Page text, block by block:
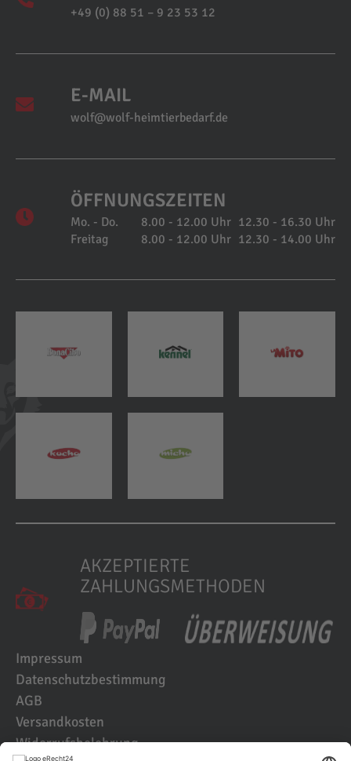
+49 (0) 88 51 – 9 23 53 12
E-MAIL
wolf@wolf-heimtierbedarf.de
ÖFFNUNGSZEITEN
Mo. - Do. 8.00 - 12.00 Uhr 12.30 - 16.30 Uhr
Freitag
8.00 - 12.00 Uhr 12.30 - 14.00 Uhr
AKZEPTIERTE
ZAHLUNGSMETHODEN
Impressum
Datenschutzbestimmung
AGB
Versandkosten
Widerrufsbelehrung